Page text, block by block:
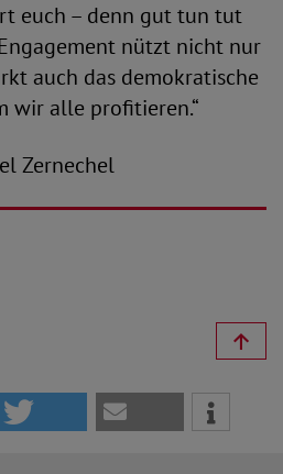
euch – denn gut tun tut
nützt nicht nur
auch das demokratische
wir alle profitieren.“
Zernechel